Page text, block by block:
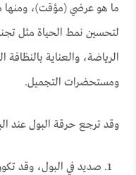
ما هو عرضي (مؤقت)، ومنها
لتحسين نمط الحياة مثل
الرياضة، والعناية
ومستحضرات التجميل.
وقد ترجع حرقة البول عند
صديد في البول، وقد